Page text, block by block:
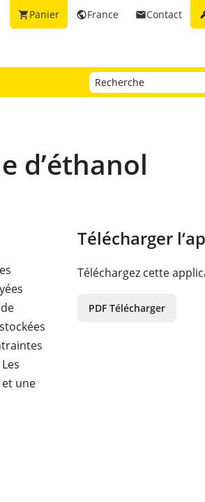
emailContact
publicFrance
shopping_cartPanier
d’éthanol
une
Télécharger
Téléchargez cette
PDF Télécharger